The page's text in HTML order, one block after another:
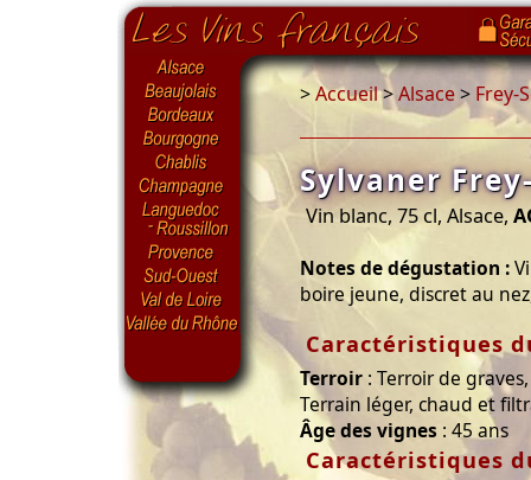
>Accueil>Alsace> Frey-
Sylvaner
Vin blanc, 75 cl, Alsace,
Notes de dégustation :
boire jeune, discret au
Caractéristiques
Terroir : Terroir de
Terrain léger, chaud et
Âge des vignes : 45 ans
Caractéristiques